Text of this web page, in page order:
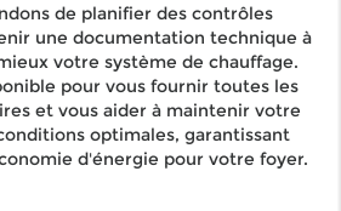
de planifier des contrôles
une documentation technique à
votre système de chauffage.
pour vous fournir toutes les
et vous aider à maintenir votre
optimales, garantissant
d'énergie pour votre foyer.